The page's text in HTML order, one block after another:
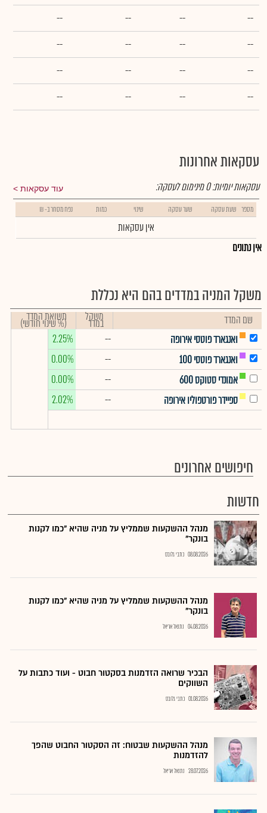
--
--
--
--
--
--
--
--
--
--
--
--
--
--
--
--
עסקאות אחרונות
עוד עסקאות עסקאות יומיות:0מינימום לעסקה:
מספר שעת עסקה שער עסקה שינוי כמות נפח מסחר ב- ₪
אין עסקאות
אין נתונים
משקל המניה במדדים בהם היא נכללת
שם המדד משקל
במדד תשואת המדד
(% שינוי חודשי)
ואנגארד פוטסי אירופה
--
2.25%
ואנגארד פוטסי 100
--
0.00%
אמונדי סטוקס 600
--
0.00%
ספיידר פורטפוליו אירופה
--
2.02%
חיפושים אחרונים
חדשות
מנהל ההשקעות שממליץ על מניה שהיא "כמו לקנות
בונקר"
08.08.2026 כתבי גלובס
מנהל ההשקעות שממליץ על מניה שהיא "כמו לקנות
בונקר"
04.08.2026 נתנאל אריאל
הבכיר שרואה הזדמנות בסקטור חבוט - ועוד כתבות על
השווקים
01.08.2026 כתבי גלובס
מנהל ההשקעות שבטוח: זה הסקטור החבוט שהפך
להזדמנות
28.07.2026 נתנאל אריאל